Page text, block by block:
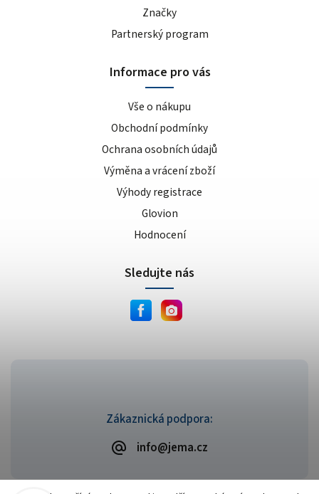
Zákaznická podpora:
info@jema.cz
Značky
Partnerský program
Informace pro vás
Vše o nákupu
Obchodní podmínky
Ochrana osobních údajů
Výměna a vrácení zboží
Výhody registrace
Glovion
Hodnocení
Sledujte nás